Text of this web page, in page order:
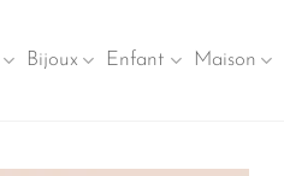
Bijoux Enfant Maison